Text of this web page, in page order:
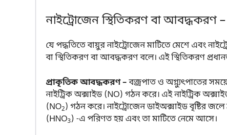
নাইট্রোজেন স্থিতিকরণ বা আবদ্ধকরণ –
যে পদ্ধতিতে বায়ুর নাইট্রোজেন মাটিতে মেশে এবং
বা স্থিতিকরণ বা আবদ্ধকরণ বলে। এই স্থিতিকরণ
প্রাকৃতিক আবদ্ধকরণ –বজ্রপাত ও অগ্ন্যুৎপাতের
নাইট্রিক অক্সাইড (NO) গঠন করে। এই নাইট্রিক
(NO2) গঠন করে। নাইট্রোজেন ডাইঅক্সাইড বৃষ্টির জলে
(HNO3) -এ পরিণত হয় এবং তা মাটিতে নেমে আসে।